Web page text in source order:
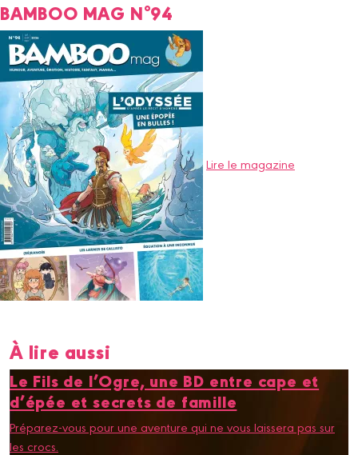
BAMBOO MAG N°94
Lire le magazine
À lire aussi
Le Fils de l’Ogre, une BD entre cape et
d’épée et secrets de famille
Préparez-vous pour une aventure qui ne vous laissera pas sur
les crocs.